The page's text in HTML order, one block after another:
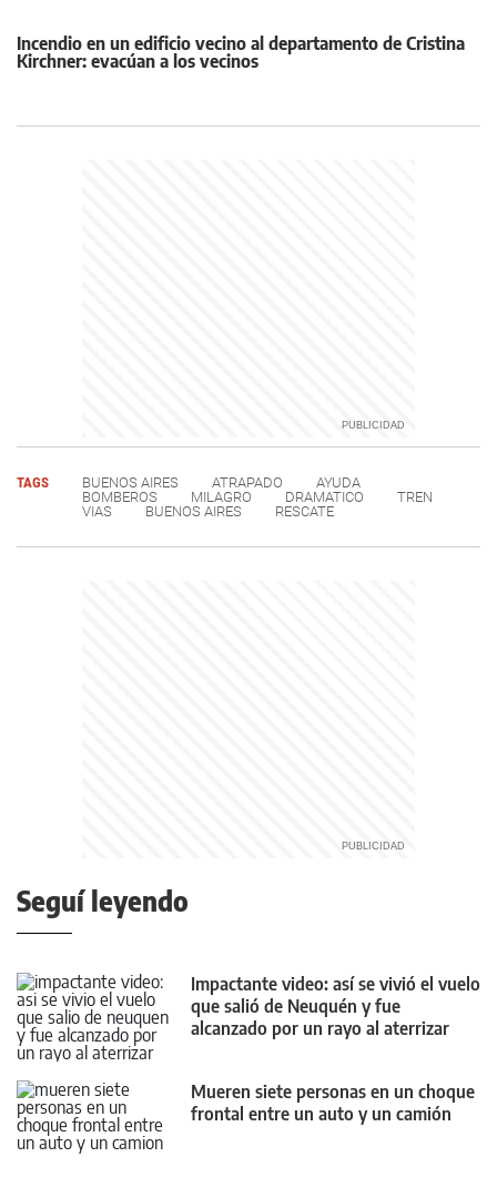
Incendio en un edificio vecino al departamento de Cristina
Kirchner: evacúan a los vecinos
TAGS BUENOS AIRES ATRAPADO
AYUDA
BOMBEROS
MILAGRO DRAMATICO
TREN
VIAS
BUENOS AIRES RESCATE
Seguí leyendo
Impactante video: así se vivió el vuelo
que salió de Neuquén y fue
alcanzado por un rayo al aterrizar
Mueren siete personas en un choque
frontal entre un auto y un camión